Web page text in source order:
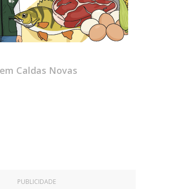
Caldas Novas
PUBLICIDADE